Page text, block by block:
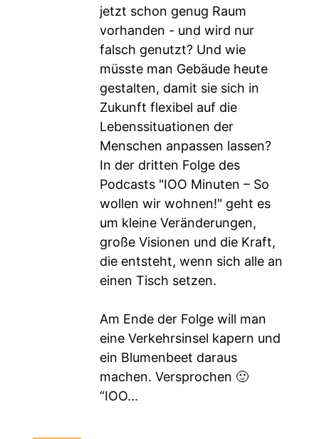
jetzt schon genug Raum
vorhanden - und wird nur
falsch genutzt? Und wie
müsste man Gebäude heute
gestalten, damit sie sich in
Zukunft flexibel auf die
Lebenssituationen der
Menschen anpassen lassen?
In der dritten Folge des
Podcasts "IOO Minuten – So
wollen wir wohnen!" geht es
um kleine Veränderungen,
große Visionen und die Kraft,
die entsteht, wenn sich alle an
einen Tisch setzen.
Am Ende der Folge will man
eine Verkehrsinsel kapern und
ein Blumenbeet daraus
machen. Versprochen 🙂
“IOO...